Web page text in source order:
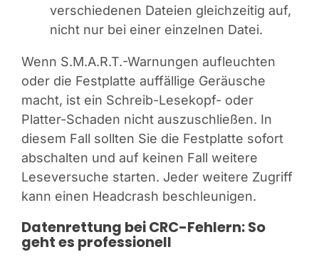
verschiedenen Dateien gleichzeitig auf,
nicht nur bei einer einzelnen Datei.
Wenn S.M.A.R.T.-Warnungen aufleuchten
oder die Festplatte auffällige Geräusche
macht, ist ein Schreib-Lesekopf- oder
Platter-Schaden nicht auszuschließen. In
diesem Fall sollten Sie die Festplatte sofort
abschalten und auf keinen Fall weitere
Leseversuche starten. Jeder weitere Zugriff
kann einen Headcrash beschleunigen.
Datenrettung bei CRC-Fehlern: So
geht es professionell